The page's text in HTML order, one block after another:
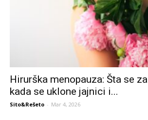
Hirurška menopauza: Šta se
kada se uklone jajnici i...
Sito&Rešeto - Mar 4, 2026